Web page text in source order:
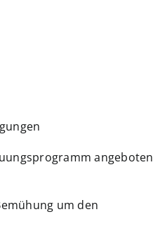
angeboten
um den